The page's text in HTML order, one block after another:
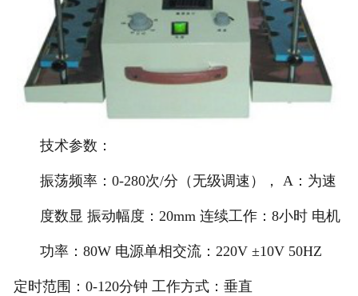
留言反馈
联系我们
技术参数：
振荡频率： 0-280次/分（无级调速 ）， A：为速
度数显 振动幅度 ： 20mm 连续工作： 8小时 电机
功率： 80W 电源单相交流： 220V ±10V 50HZ
定时范围： 0-120分钟 工作方式：垂直